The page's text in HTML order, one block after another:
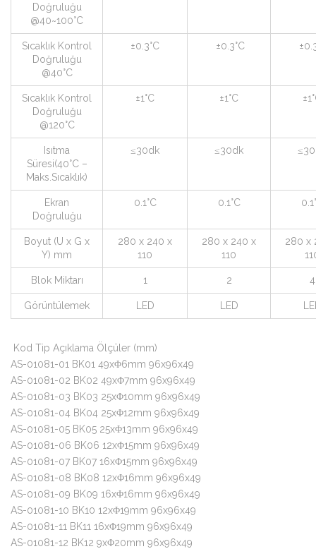
Doğruluğu
@40~100°C
Sıcaklık Kontrol
Doğruluğu
@40°C
±0.3°C ±0.3°C
Sıcaklık Kontrol
Doğruluğu
@120°C
±1°C ±1°C
Isıtma
Süresi(40°C –
Maks.Sıcaklık)
≤30dk ≤30dk
Ekran
Doğruluğu
0.1°C 0.1°C
Boyut (U x G x
Y) mm
280 x 240 x
110
280 x 240 x
110
280 x
Blok Miktarı 1 2 4
Görüntülemek LED LED
Kod Tip Açıklama Ölçüler (mm)
AS-01081-01 BK01 49xΦ6mm 96x96x49
AS-01081-02 BK02 49xΦ7mm 96x96x49
AS-01081-03 BK03 25xΦ10mm 96x96x49
AS-01081-04 BK04 25xΦ12mm 96x96x49
AS-01081-05 BK05 ​​25xΦ13mm 96x96x49
AS-01081-06 BK06 12xΦ15mm 96x96x49
AS-01081-07 BK07 16xΦ15mm 96x96x49
AS-01081-08 BK08 12xΦ16mm 96x96x49
AS-01081-09 BK09 16xΦ16mm 96x96x49
AS-01081-10 BK10 12xΦ19mm 96x96x49
AS-01081-11 BK11 16xΦ19mm 96x96x49
AS-01081-12 BK12 9xΦ20mm 96x96x49